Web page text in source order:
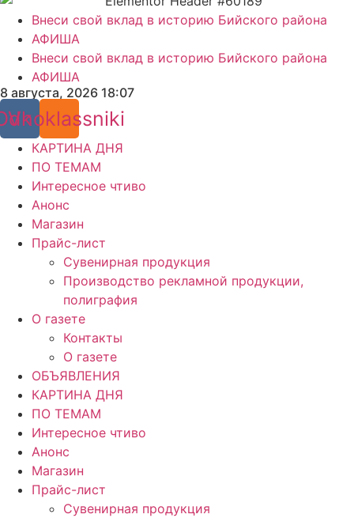
Внеси свой вклад в историю Бийского района
АФИША
Внеси свой вклад в историю Бийского района
АФИША
8 августа, 2026 18:07
Vk
КАРТИНА ДНЯ
ПО ТЕМАМ
Интересное чтиво
Анонс
Магазин
Прайс-лист
Сувенирная продукция
Производство рекламной продукции,
полиграфия
О газете
Контакты
О газете
ОБЪЯВЛЕНИЯ
КАРТИНА ДНЯ
ПО ТЕМАМ
Интересное чтиво
Анонс
Магазин
Прайс-лист
Сувенирная продукция